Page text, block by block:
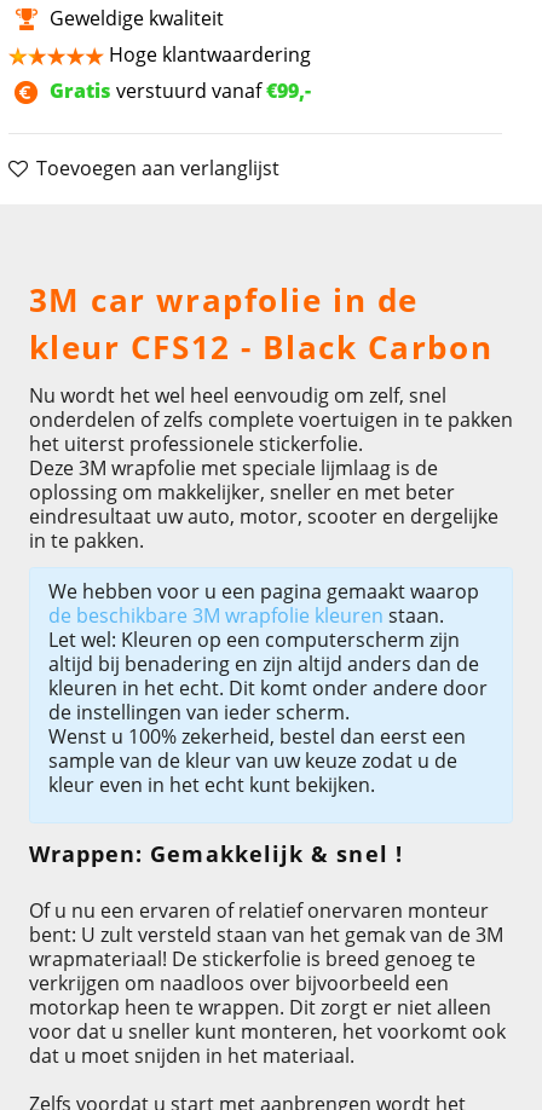
Geweldige kwaliteit
Hoge klantwaardering
Gratis verstuurd vanaf€99,-
Toevoegen aan verlanglijst
3M car wrapfolie in de
kleur CFS12 - Black Carbon
Nu wordt het wel heel eenvoudig om zelf, snel
onderdelen of zelfs complete voertuigen in te pakken
het uiterst professionele stickerfolie.
Deze 3M wrapfolie met speciale lijmlaag is de
oplossing om makkelijker, sneller en met beter
eindresultaat uw auto, motor, scooter en dergelijke
in te pakken.
We hebben voor u een pagina gemaakt waarop
de beschikbare 3M wrapfolie kleuren staan.
Let wel: Kleuren op een computerscherm zijn
altijd bij benadering en zijn altijd anders dan de
kleuren in het echt. Dit komt onder andere door
de instellingen van ieder scherm.
Wenst u 100% zekerheid, bestel dan eerst een
sample van de kleur van uw keuze zodat u de
kleur even in het echt kunt bekijken.
Wrappen: Gemakkelijk & snel !
Of u nu een ervaren of relatief onervaren monteur
bent: U zult versteld staan van het gemak van de 3M
wrapmateriaal! De stickerfolie is breed genoeg te
verkrijgen om naadloos over bijvoorbeeld een
motorkap heen te wrappen. Dit zorgt er niet alleen
voor dat u sneller kunt monteren, het voorkomt ook
dat u moet snijden in het materiaal.
Zelfs voordat u start met aanbrengen wordt het